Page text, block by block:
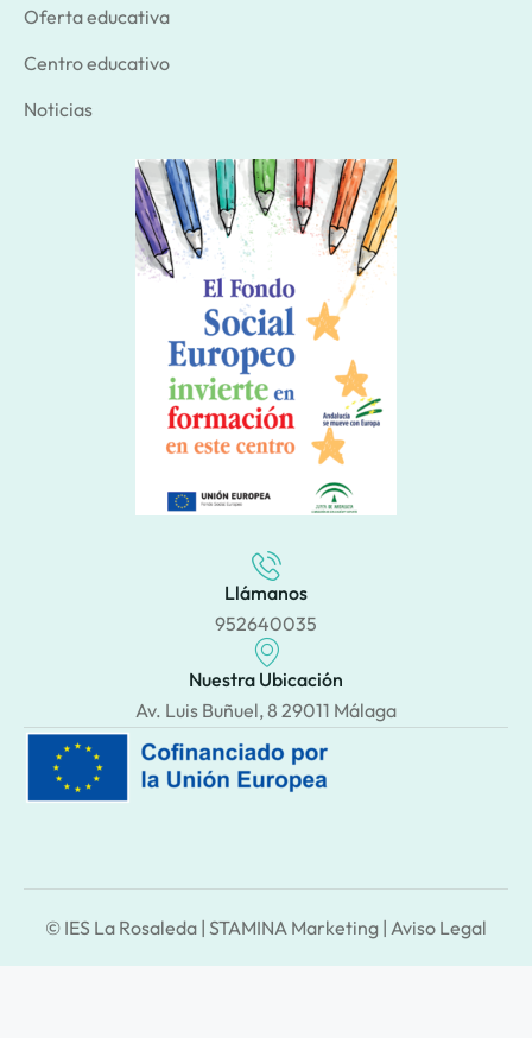
Oferta educativa
Centro educativo
Noticias
Llámanos
952640035
Nuestra Ubicación
Av. Luis Buñuel, 8 29011 Málaga
© IES La Rosaleda | STAMINA Marketing | Aviso Legal